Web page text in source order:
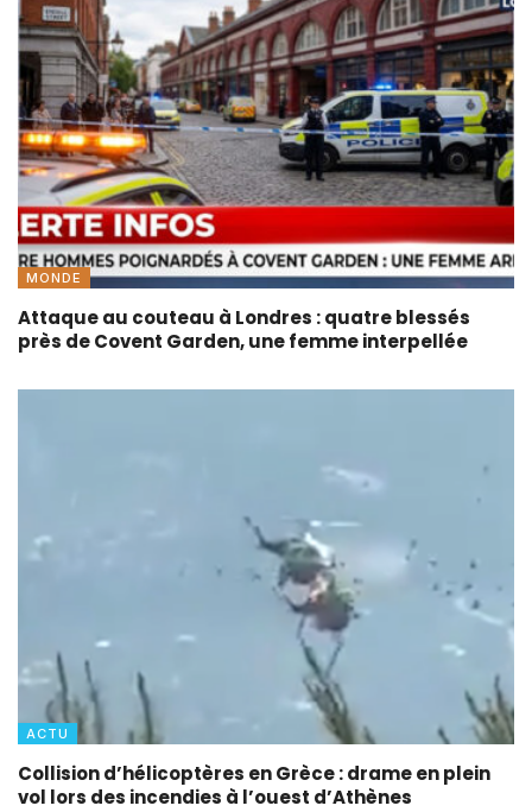
MONDE
Attaque au couteau à Londres : quatre blessés
près de Covent Garden, une femme interpellée
ACTU
Collision d’hélicoptères en Grèce : drame en plein
vol lors des incendies à l’ouest d’Athènes